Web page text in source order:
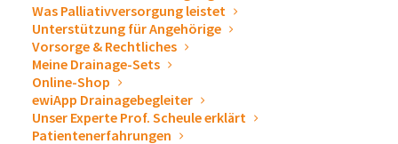
Was Palliativversorgung leistet
Unterstützung für Angehörige
Vorsorge & Rechtliches
Meine Drainage-Sets
Online-Shop
ewiApp Drainagebegleiter
Unser Experte Prof. Scheule erklärt
Patientenerfahrungen
ewimed GmbH
Im Nasswasen 5
72379 Hechingen